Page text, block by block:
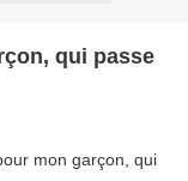
qui passe